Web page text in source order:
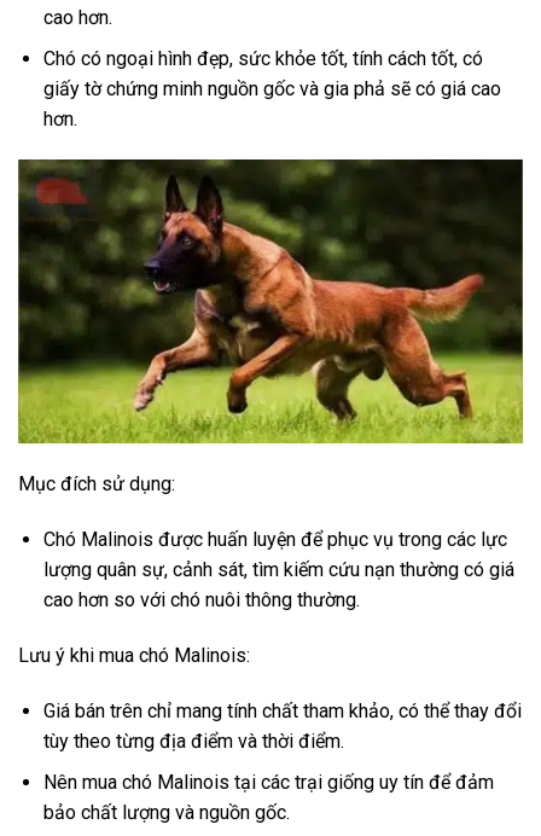
cao hơn.
Chó có ngoại hình đẹp, sức khỏe tốt, tính cách tốt, có
giấy tờ chứng minh nguồn gốc và gia phả sẽ có giá cao
hơn.
Mục đích sử dụng:
Chó Malinois được huấn luyện để phục vụ trong các lực
lượng quân sự, cảnh sát, tìm kiếm cứu nạn thường có giá
cao hơn so với chó nuôi thông thường.
Lưu ý khi mua chó Malinois:
Giá bán trên chỉ mang tính chất tham khảo, có thể thay đổi
tùy theo từng địa điểm và thời điểm.
Nên mua chó Malinois tại các trại giống uy tín để đảm
bảo chất lượng và nguồn gốc.